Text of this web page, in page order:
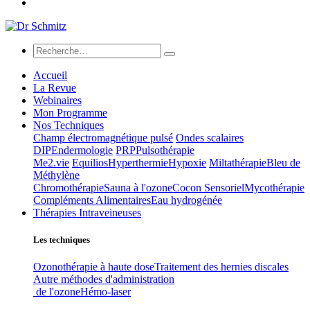
Accueil
La Revue
Webinaires
Mon Programme
Nos Techniques
Champ électromagnétique pulsé Ondes scalaires
DIPEndermologie PRPPulsothérapie
Me2.vie EquiliosHyperthermieHypoxie MiltathérapieBleu de
Méthylène
ChromothérapieSauna à l'ozoneCocon SensorielMycothérapie
Compléments AlimentairesEau hydrogénée
Thérapies Intraveineuses
Les techniques
Ozonothérapie à haute doseTraitement des hernies discales
Autre méthodes d'administration
de l'ozoneHémo-laser